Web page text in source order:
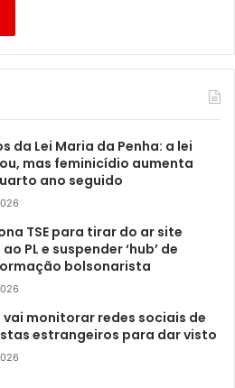
da Lei Maria da Penha: a lei
mas feminicídio aumenta
ano seguido
TSE para tirar do ar site
PL e suspender ‘hub’ de
bolsonarista
vai monitorar redes sociais de
estrangeiros para dar visto